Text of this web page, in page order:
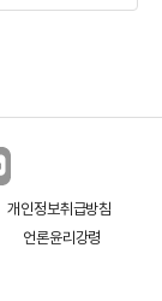
개인정보취급방침
언론윤리강령